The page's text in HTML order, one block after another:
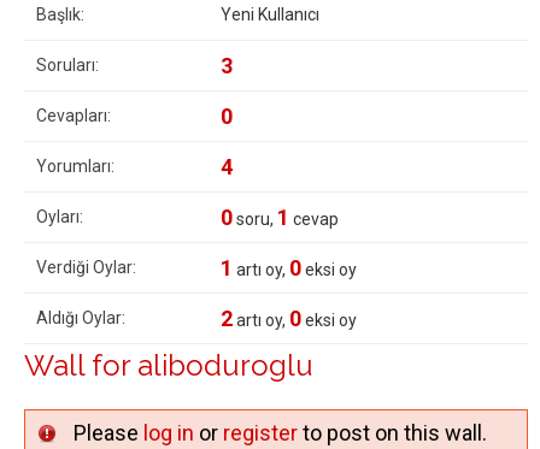
Başlık: Yeni Kullanıcı
Soruları: 3
Cevapları: 0
Yorumları: 4
Oyları: 0soru, 1 cevap
Verdiği Oylar: 1 artı oy, 0eksi oy
Aldığı Oylar: 2artı oy, 0eksi oy
Wall for aliboduroglu
Please log in or registerto post on this wall.